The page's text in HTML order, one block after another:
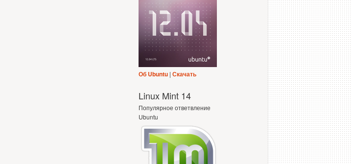
Об Ubuntu | Скачать
Linux Mint 14
Популярное ответвление
Ubuntu